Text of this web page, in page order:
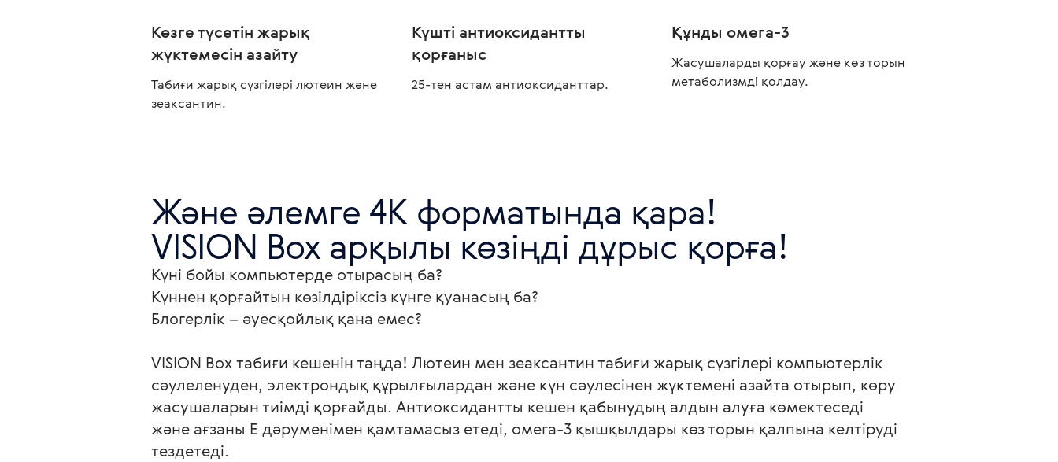
Көзге түсетін жарық
жүктемесін азайту
Табиғи жарық сүзгілері лютеин және
зеаксантин.
Күшті антиоксидантты
қорғаныс
25-тен астам антиоксиданттар.
Құнды омега-3
Жасушаларды қорғау және көз торын
метаболизмді қолдау.
Және әлемге 4К форматында қара!
VISION Box арқылы көзіңді дұрыс қорға!
Күні бойы компьютерде отырасың ба?
Күннен қорғайтын көзілдіріксіз күнге қуанасың ба?
Блогерлік – әуесқойлық қана емес?
VISION Box табиғи кешенін таңда! Лютеин мен зеаксантин табиғи жарық сүзгілері компьютерлік
сәулеленуден, электрондық құрылғылардан және күн сәулесінен жүктемені азайта отырып, көру
жасушаларын тиімді қорғайды. Антиоксидантты кешен қабынудың алдын алуға көмектеседі
және ағзаны Е дәруменімен қамтамасыз етеді, омега-3 қышқылдары көз торын қалпына келтіруді
тездетеді.